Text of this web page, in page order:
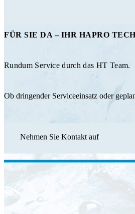
FÜR SIE DA – IHR HAPRO
Rundum Service durch das HT Team.
Ob dringender Serviceeinsatz oder
Nehmen Sie Kontakt auf